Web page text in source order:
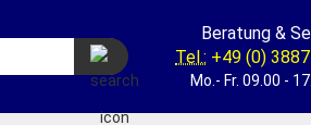
Suche...
Beratung &
Tel.: +49 (0)
Mo.- Fr. 09.00 -